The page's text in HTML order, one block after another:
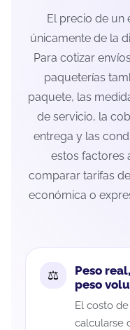
El precio de un
únicamente de la
Para cotizar
paqueterías
paquete, las
de servicio, la
entrega y las
estos factores
comparar tarifas
económica o
Peso
peso
El costo
calcularse